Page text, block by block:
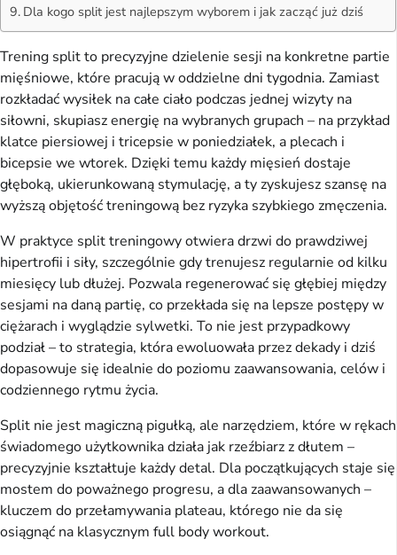
Dla kogo split jest najlepszym wyborem i jak zacząć już dziś
Trening split to precyzyjne dzielenie sesji na konkretne partie
mięśniowe, które pracują w oddzielne dni tygodnia. Zamiast
rozkładać wysiłek na całe ciało podczas jednej wizyty na
siłowni, skupiasz energię na wybranych grupach – na przykład
klatce piersiowej i tricepsie w poniedziałek, a plecach i
bicepsie we wtorek. Dzięki temu każdy mięsień dostaje
głęboką, ukierunkowaną stymulację, a ty zyskujesz szansę na
wyższą objętość treningową bez ryzyka szybkiego zmęczenia.
W praktyce split treningowy otwiera drzwi do prawdziwej
hipertrofii i siły, szczególnie gdy trenujesz regularnie od kilku
miesięcy lub dłużej. Pozwala regenerować się głębiej między
sesjami na daną partię, co przekłada się na lepsze postępy w
ciężarach i wyglądzie sylwetki. To nie jest przypadkowy
podział – to strategia, która ewoluowała przez dekady i dziś
dopasowuje się idealnie do poziomu zaawansowania, celów i
codziennego rytmu życia.
Split nie jest magiczną pigułką, ale narzędziem, które w rękach
świadomego użytkownika działa jak rzeźbiarz z dłutem –
precyzyjnie kształtuje każdy detal. Dla początkujących staje się
mostem do poważnego progresu, a dla zaawansowanych –
kluczem do przełamywania plateau, którego nie da się
osiągnąć na klasycznym full body workout.